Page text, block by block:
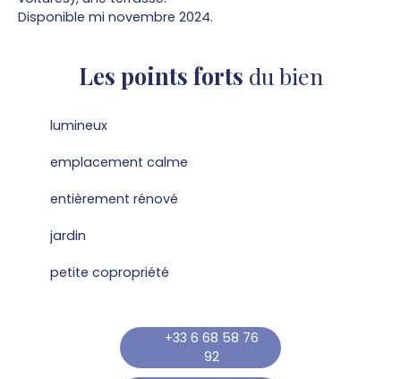
Disponible mi novembre 2024.
Les points forts du bien
lumineux
emplacement calme
entièrement rénové
jardin
petite copropriété
+33 6 68 58 76
92